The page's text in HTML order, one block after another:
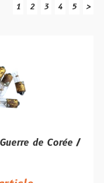
1 2 3 4 5 >
de Corée /